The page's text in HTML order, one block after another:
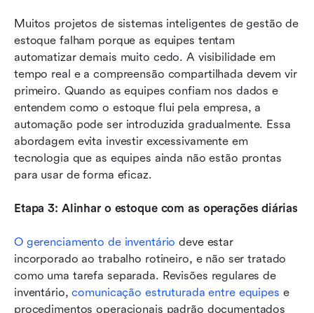
Muitos projetos de sistemas inteligentes de gestão de
estoque falham porque as equipes tentam
automatizar demais muito cedo. A visibilidade em
tempo real e a compreensão compartilhada devem vir
primeiro. Quando as equipes confiam nos dados e
entendem como o estoque flui pela empresa, a
automação pode ser introduzida gradualmente. Essa
abordagem evita investir excessivamente em
tecnologia que as equipes ainda não estão prontas
para usar de forma eficaz.
Etapa 3: Alinhar o estoque com as operações diárias
O gerenciamento de inventário deve estar
incorporado ao trabalho rotineiro, e não ser tratado
como uma tarefa separada. Revisões regulares de
inventário, comunicação estruturada entre equipes e
procedimentos operacionais padrão documentados